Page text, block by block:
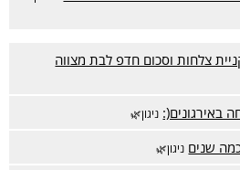
צלחות וסכום חדפ לבת מצווה
באירגונים(: ניגון🌿
שנים ניגון🌿